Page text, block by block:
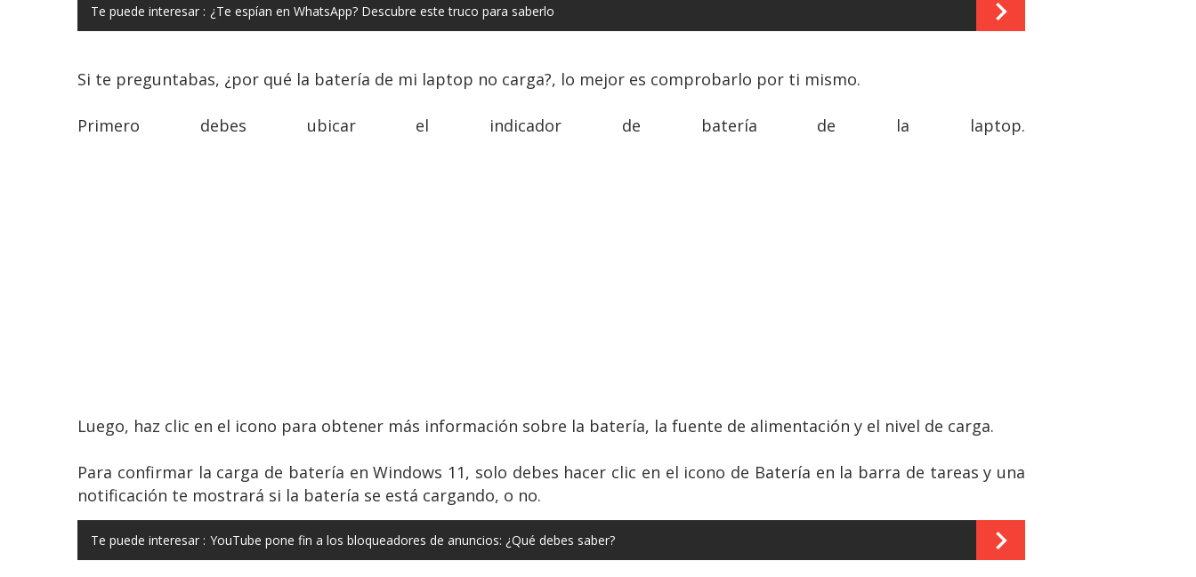
Te puede interesar : ¿Te espían en WhatsApp? Descubre este truco para saberlo
Si te preguntabas, ¿por qué la batería de mi laptop no carga?, lo mejor es comprobarlo por ti mismo.
Primero debes ubicar el indicador de batería de la laptop.
Luego, haz clic en el icono para obtener más información sobre la batería, la fuente de alimentación y el nivel de carga.
Para confirmar la carga de batería en Windows 11, solo debes hacer clic en el icono de Batería en la barra de tareas y una
notificación te mostrará si la batería se está cargando, o no.
Te puede interesar : YouTube pone fin a los bloqueadores de anuncios: ¿Qué debes saber?